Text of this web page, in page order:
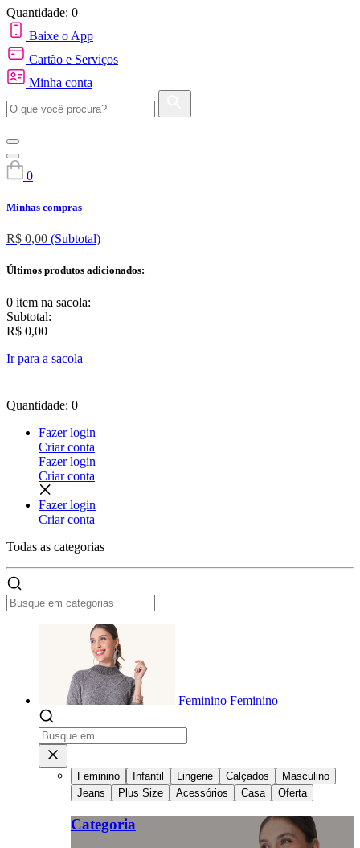
Quantidade: 0
Baixe o App
Cartão e Serviços
Minha conta
0
Minhas compras
R$ 0,00 (Subtotal)
Últimos produtos adicionados:
0 item na sacola:
Subtotal:
R$ 0,00
Ir para a sacola
Quantidade: 0
Fazer login
Criar conta
Fazer login
Criar conta
Fazer login
Criar conta
Todas as categorias
Feminino Feminino
Feminino Infantil Lingerie Calçados
Masculino
Jeans
Plus Size Acessórios Casa Oferta
Categoria